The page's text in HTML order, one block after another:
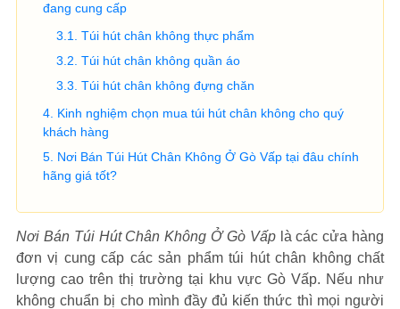
đang cung cấp
Túi hút chân không thực phẩm
Túi hút chân không quần áo
Túi hút chân không đựng chăn
Kinh nghiệm chọn mua túi hút chân không cho quý
khách hàng
Nơi Bán Túi Hút Chân Không Ở Gò Vấp tại đâu chính
hãng giá tốt?
Nơi Bán Túi Hút Chân Không Ở Gò Vấplà các cửa hàng
đơn vị cung cấp các sản phẩm túi hút chân không chất
lượng cao trên thị trường tại khu vực Gò Vấp. Nếu như
không chuẩn bị cho mình đầy đủ kiến thức thì mọi người